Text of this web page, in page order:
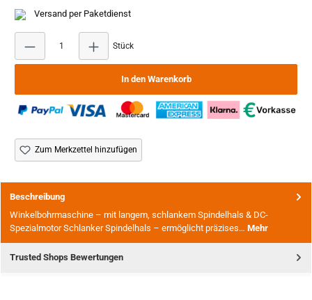
Versand per Paketdienst
Stück
In den Warenkorb
Zum Merkzettel hinzufügen
Beschreibung
Winkelbohrmaschine – mit langem, schlankem Spindelhals & DC-
Spezialmotor Schlanker Spindelhals – ermöglicht präzises… Mehr
Trusted Shops Bewertungen